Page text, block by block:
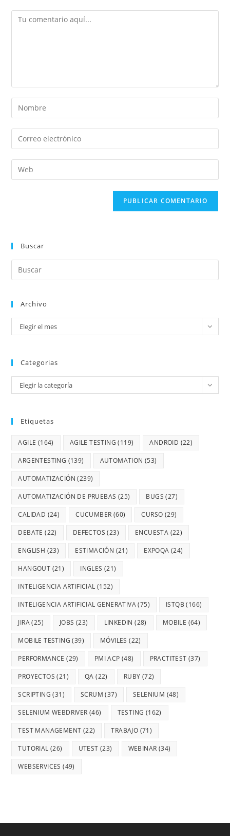
Buscar
Archivo
Elegir el mes
Categorias
Elegir la categoría
Etiquetas
AGILE (164) AGILE TESTING (119) ANDROID (22)
ARGENTESTING (139) AUTOMATION (53)
AUTOMATIZACIÓN (239)
AUTOMATIZACIÓN DE PRUEBAS (25) BUGS (27)
CALIDAD (24) CUCUMBER (60) CURSO (29)
DEBATE (22) DEFECTOS (23) ENCUESTA (22)
ENGLISH (23) ESTIMACIÓN (21) EXPOQA (24)
HANGOUT (21) INGLES (21)
INTELIGENCIA ARTIFICIAL (152)
INTELIGENCIA ARTIFICIAL GENERATIVA(75) ISTQB (166)
JIRA(25) JOBS (23) LINKEDIN (28) MOBILE (64)
MOBILE TESTING (39) MÓVILES (22)
PERFORMANCE (29) PMI ACP (48) PRACTITEST (37)
PROYECTOS (21) QA (22) RUBY (72)
SCRIPTING (31) SCRUM (37) SELENIUM (48)
SELENIUM WEBDRIVER (46) TESTING (162)
TEST MANAGEMENT (22) TRABAJO (71)
TUTORIAL (26) UTEST (23) WEBINAR (34)
WEBSERVICES (49)